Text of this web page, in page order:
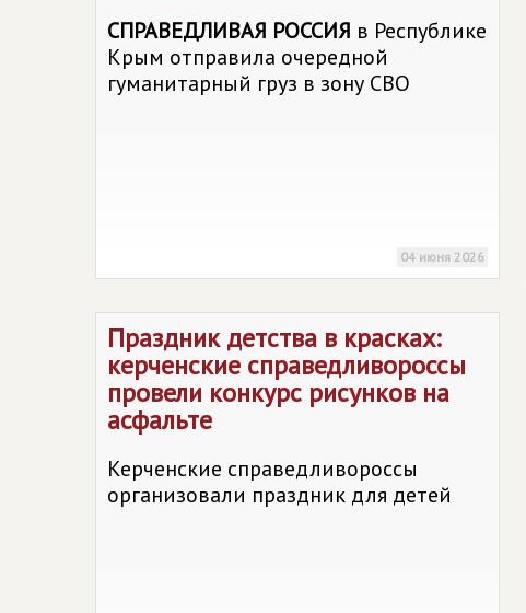
СПРАВЕДЛИВАЯ РОССИЯ в Республике
Крым отправила очередной
гуманитарный груз в зону СВО
04 июня 2026
Праздник детства в красках:
керченские справедливороссы
провели конкурс рисунков на
асфальте
Керченские справедливороссы
организовали праздник для детей